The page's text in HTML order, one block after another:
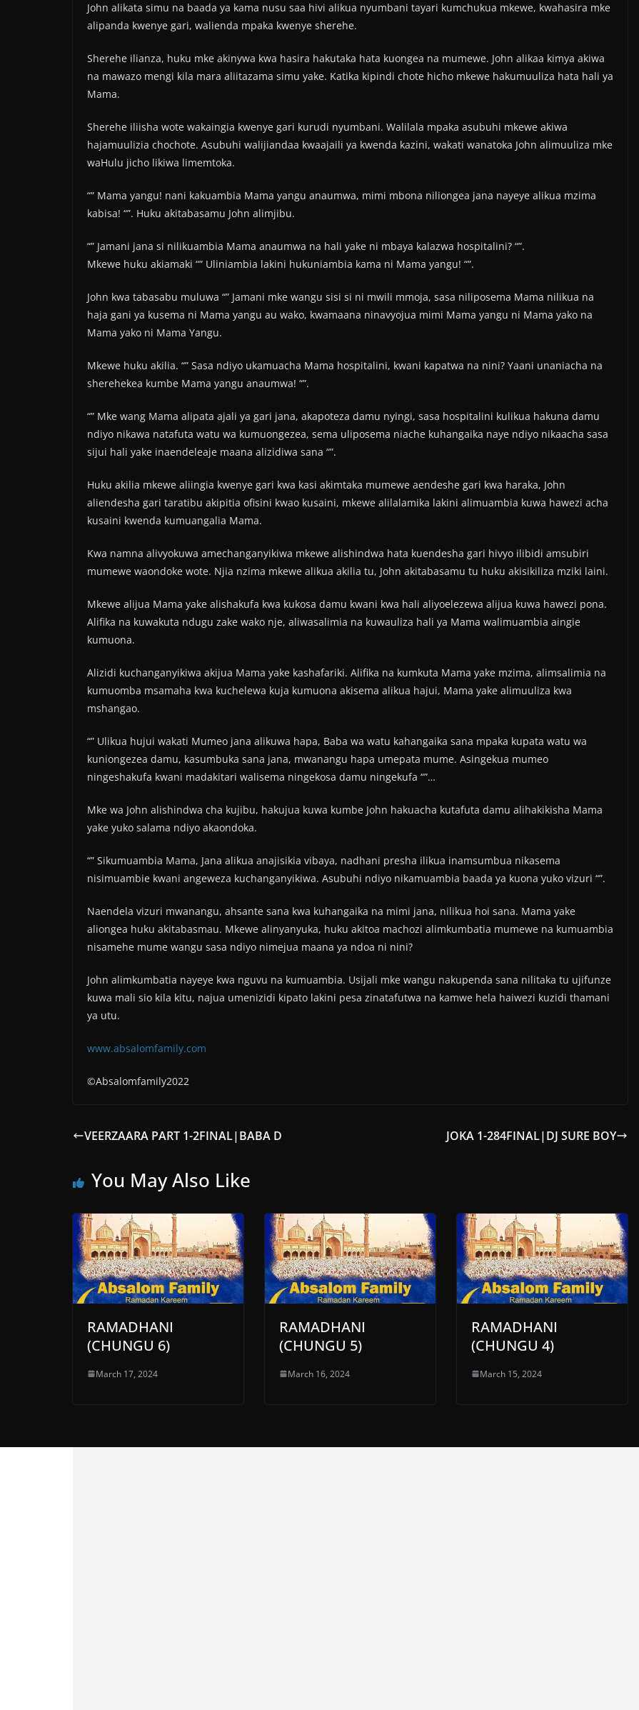
John alikata simu na baada ya kama nusu saa hivi alikua nyumbani tayari kumchukua mkewe, kwahasira mke
alipanda kwenye gari, walienda mpaka kwenye sherehe.
Sherehe ilianza, huku mke akinywa kwa hasira hakutaka hata kuongea na mumewe. John alikaa kimya akiwa
na mawazo mengi kila mara aliitazama simu yake. Katika kipindi chote hicho mkewe hakumuuliza hata hali ya
Mama.
Sherehe iliisha wote wakaingia kwenye gari kurudi nyumbani. Walilala mpaka asubuhi mkewe akiwa
hajamuulizia chochote. Asubuhi walijiandaa kwaajaili ya kwenda kazini, wakati wanatoka John alimuuliza mke
waHulu jicho likiwa limemtoka.
“” Mama yangu! nani kakuambia Mama yangu anaumwa, mimi mbona niliongea jana nayeye alikua mzima
kabisa! “”. Huku akitabasamu John alimjibu.
“” Jamani jana si nilikuambia Mama anaumwa na hali yake ni mbaya kalazwa hospitalini? “”.
Mkewe huku akiamaki “” Uliniambia lakini hukuniambia kama ni Mama yangu! “”.
John kwa tabasabu muluwa “” Jamani mke wangu sisi si ni mwili mmoja, sasa niliposema Mama nilikua na
haja gani ya kusema ni Mama yangu au wako, kwamaana ninavyojua mimi Mama yangu ni Mama yako na
Mama yako ni Mama Yangu.
Mkewe huku akilia. “” Sasa ndiyo ukamuacha Mama hospitalini, kwani kapatwa na nini? Yaani unaniacha na
sherehekea kumbe Mama yangu anaumwa! “”.
“” Mke wang Mama alipata ajali ya gari jana, akapoteza damu nyingi, sasa hospitalini kulikua hakuna damu
ndiyo nikawa natafuta watu wa kumuongezea, sema uliposema niache kuhangaika naye ndiyo nikaacha sasa
sijui hali yake inaendeleaje maana alizidiwa sana “”.
Huku akilia mkewe aliingia kwenye gari kwa kasi akimtaka mumewe aendeshe gari kwa haraka, John
aliendesha gari taratibu akipitia ofisini kwao kusaini, mkewe alilalamika lakini alimuambia kuwa hawezi acha
kusaini kwenda kumuangalia Mama.
Kwa namna alivyokuwa amechanganyikiwa mkewe alishindwa hata kuendesha gari hivyo ilibidi amsubiri
mumewe waondoke wote. Njia nzima mkewe alikua akilia tu, John akitabasamu tu huku akisikiliza mziki laini.
Mkewe alijua Mama yake alishakufa kwa kukosa damu kwani kwa hali aliyoelezewa alijua kuwa hawezi pona.
Alifika na kuwakuta ndugu zake wako nje, aliwasalimia na kuwauliza hali ya Mama walimuambia aingie
kumuona.
Alizidi kuchanganyikiwa akijua Mama yake kashafariki. Alifika na kumkuta Mama yake mzima, alimsalimia na
kumuomba msamaha kwa kuchelewa kuja kumuona akisema alikua hajui, Mama yake alimuuliza kwa
mshangao.
“” Ulikua hujui wakati Mumeo jana alikuwa hapa, Baba wa watu kahangaika sana mpaka kupata watu wa
kuniongezea damu, kasumbuka sana jana, mwanangu hapa umepata mume. Asingekua mumeo
ningeshakufa kwani madakitari walisema ningekosa damu ningekufa “”…
Mke wa John alishindwa cha kujibu, hakujua kuwa kumbe John hakuacha kutafuta damu alihakikisha Mama
yake yuko salama ndiyo akaondoka.
“” Sikumuambia Mama, Jana alikua anajisikia vibaya, nadhani presha ilikua inamsumbua nikasema
nisimuambie kwani angeweza kuchanganyikiwa. Asubuhi ndiyo nikamuambia baada ya kuona yuko vizuri “”.
Naendela vizuri mwanangu, ahsante sana kwa kuhangaika na mimi jana, nilikua hoi sana. Mama yake
aliongea huku akitabasmau. Mkewe alinyanyuka, huku akitoa machozi alimkumbatia mumewe na kumuambia
nisamehe mume wangu sasa ndiyo nimejua maana ya ndoa ni nini?
John alimkumbatia nayeye kwa nguvu na kumuambia. Usijali mke wangu nakupenda sana nilitaka tu ujifunze
kuwa mali sio kila kitu, najua umenizidi kipato lakini pesa zinatafutwa na kamwe hela haiwezi kuzidi thamani
ya utu.
www.absalomfamily.com
©Absalomfamily2022
VEERZAARA PART 1-2FINAL|BABA D JOKA 1-284FINAL|DJ SURE BOY
You May Also Like
RAMADHANI
(CHUNGU 6)
March 17, 2024
RAMADHANI
(CHUNGU 5)
March 16, 2024
RAMADHANI
(CHUNGU 4)
March 15, 2024